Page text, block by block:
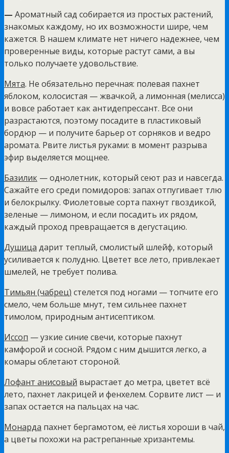
— Ароматный сад собирается из простых растений,
знакомых каждому, но их возможности шире, чем
кажется. В нашем климате нет ничего надежнее, чем
проверенные виды, которые растут сами, а вы
только получаете удовольствие.
Мята. Не обязательно перечная: полевая пахнет
яблоком, колосистая — жвачкой, а лимонная (мелисса)
и вовсе работает как антидепрессант. Все они
разрастаются, поэтому посадите в пластиковый
бордюр — и получите барьер от сорняков и ведро
аромата. Рвите листья руками: в момент разрыва
эфир выделяется мощнее.
Базилик — однолетник, который сеют раз и навсегда.
Сажайте его среди помидоров: запах отпугивает тлю
и белокрылку. Фиолетовые сорта пахнут гвоздикой,
зеленые — лимоном, и если посадить их рядом,
каждый проход превращается в дегустацию.
Душица дарит теплый, смолистый шлейф, который
усиливается к полудню. Цветет все лето, привлекает
шмелей, не требует полива.
Тимьян (чабрец) стелется под ногами — топчите его
смело, чем больше мнут, тем сильнее пахнет
тимолом, природным антисептиком.
Иссоп — узкие синие свечи, которые пахнут
камфорой и сосной. Рядом с ним дышится легко, а
комары облетают стороной.
Лофант анисовый вырастает до метра, цветет всё
лето, пахнет лакрицей и фенхелем. Сорвите лист — и
запах остается на пальцах на час.
Монарда пахнет бергамотом, её листья хороши в чай,
а цветы похожи на растрепанные хризантемы.